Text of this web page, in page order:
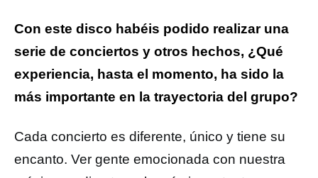
Con este disco habéis podido realizar una
serie de conciertos y otros hechos, ¿Qué
experiencia, hasta el momento, ha sido la
más importante en la trayectoria del grupo?
Cada concierto es diferente, único y tiene su
encanto. Ver gente emocionada con nuestra